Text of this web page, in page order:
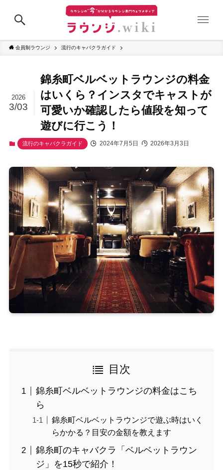
会員制ラウンジ 流行のキャバクラガイド
錦糸町ベルベットラウンジの料金
はいくら？インスタでキャストが
可愛いか確認したら値段を知って
遊びに行こう！
2026
3/03
流行のキャバクラガイド 2024年7月5日 2026年3月3日
目次
錦糸町ベルベットラウンジの料金はこち
ら
錦糸町ベルベットラウンジで遊ぶ時はいく
らかかる？目安の金額を教えます
錦糸町のキャバクラ「ベルベットラウン
ジ」を15秒で紹介！